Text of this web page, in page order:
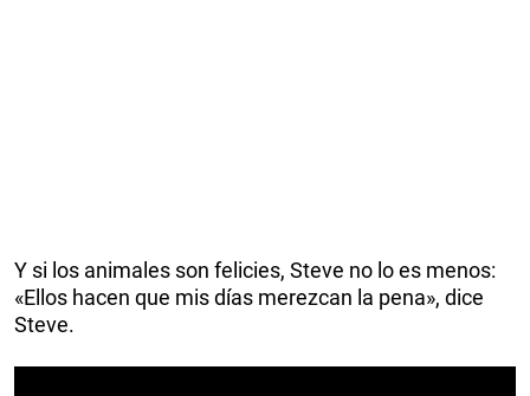
Y si los animales son felicies, Steve no lo es menos:
«Ellos hacen que mis días merezcan la pena», dice
Steve.